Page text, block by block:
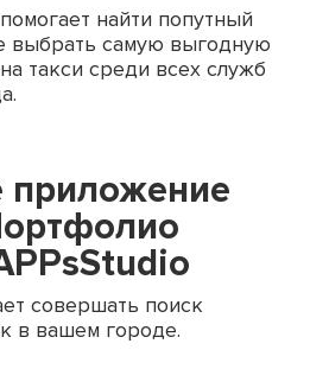
найти попутный
выбрать самую выгодную
такси среди всех служб
совершать поиск
в вашем городе.